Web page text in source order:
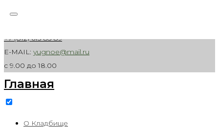
Skip to content
+7 (812) 615 85 89
E-MAIL: yugnoe@mail.ru
с 9.00 до 18.00
Главная
О Кладбище